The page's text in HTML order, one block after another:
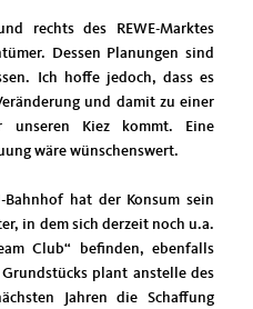
rechts des REWE-Marktes
Dessen Planungen sind
Ich hoffe jedoch, dass es
und damit zu einer
unseren Kiez kommt. Eine
wäre wünschenswert.
hat der Konsum sein
in dem sich derzeit noch u.a.
Club“ befinden, ebenfalls
plant anstelle des
Jahren die Schaffung